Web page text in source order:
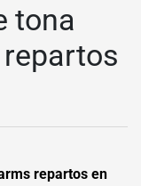
tona
repartos en